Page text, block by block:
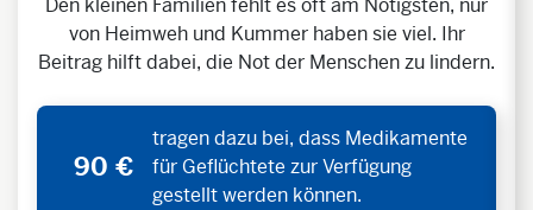
Den kleinen Familien fehlt es oft am Nötigsten, nur
von Heimweh und Kummer haben sie viel. Ihr
Beitrag hilft dabei, die Not der Menschen zu lindern.
90 €
tragen dazu bei, dass Medikamente
für Geflüchtete zur Verfügung
gestellt werden können.